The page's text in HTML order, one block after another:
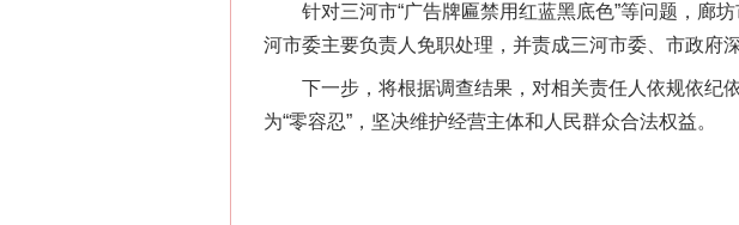
针对三河市“广告牌匾禁用红蓝黑底色”等问题，廊坊
河市委主要负责人免职处理，并责成三河市委、市政府
下一步，将根据调查结果，对相关责任人依规依纪
为“零容忍”，坚决维护经营主体和人民群众合法权益。